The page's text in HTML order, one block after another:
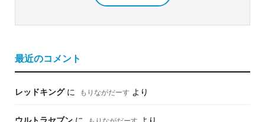
最近のコメント
レッドキングに もりながだーす より
ウルトラセブンに より